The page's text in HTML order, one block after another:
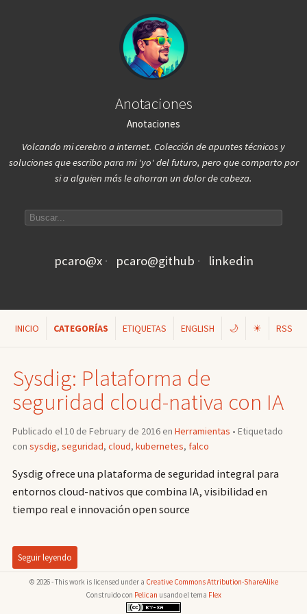
Anotaciones
Anotaciones
Volcando mi cerebro a internet. Colección de apuntes técnicos y
soluciones que escribo para mi 'yo' del futuro, pero que comparto por
si a alguien más le ahorran un dolor de cabeza.
pcaro@x pcaro@github linkedin
INICIO CATEGORÍAS ETIQUETAS ENGLISH 🌙 ☀ RSS
Sysdig: Plataforma de
seguridad cloud-nativa con IA
Publicado el 10 de February de 2016 en Herramientas • Etiquetado
con sysdig, seguridad, cloud, kubernetes, falco
Sysdig ofrece una plataforma de seguridad integral para
entornos cloud-nativos que combina IA, visibilidad en
tiempo real e innovación open source
Seguir leyendo
© 2026 - This work is licensed under a Creative Commons Attribution-ShareAlike
Construido con Pelican usando el tema Flex